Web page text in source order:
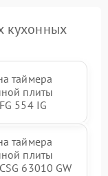
кухонных
таймера
плиты
554 IG
таймера
плиты
63010 GW